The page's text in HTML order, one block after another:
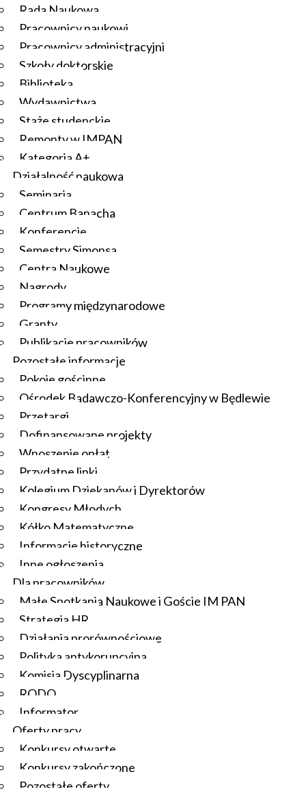
Rada Naukowa
Pracownicy naukowi
Pracownicy administracyjni
Szkoły doktorskie
Biblioteka
Wydawnictwa
Staże studenckie
Remonty w IMPAN
Kategoria A+
Działalność naukowa
Seminaria
Centrum Banacha
Konferencje
Semestry Simonsa
Centra Naukowe
Nagrody
Programy międzynarodowe
Granty
Publikacje pracowników
Pozostałe informacje
Pokoje gościnne
Ośrodek Badawczo-Konferencyjny w Będlewie
Przetargi
Dofinansowane projekty
Wnoszenie opłat
Przydatne linki
Kolegium Dziekanów i Dyrektorów
Kongresy Młodych
Kółko Matematyczne
Informacje historyczne
Inne ogłoszenia
Dla pracowników
Małe Spotkania Naukowe i Goście IM PAN
Strategia HR
Działania prorównościowe
Polityka antykorupcyjna
Komisja Dyscyplinarna
RODO
Informator
Oferty pracy
Konkursy otwarte
Konkursy zakończone
Pozostałe oferty